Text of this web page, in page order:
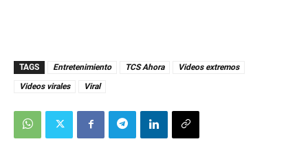
TAGS Entretenimiento TCS Ahora
Videos extremos
Videos virales
Viral